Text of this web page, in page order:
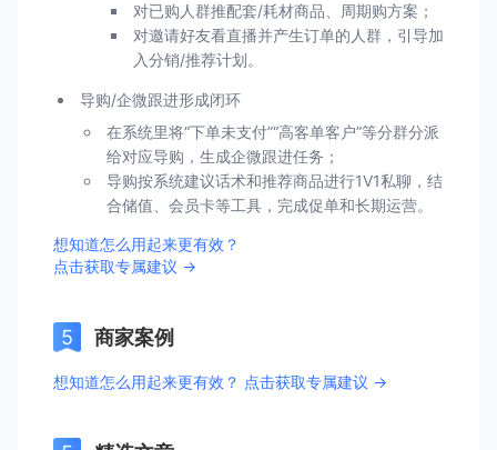
对已购人群推配套/耗材商品、周期购方案；
对邀请好友看直播并产生订单的人群，引导加
入分销/推荐计划。
导购/企微跟进形成闭环
在系统里将“下单未支付”“高客单客户”等分群分派
给对应导购，生成企微跟进任务；
导购按系统建议话术和推荐商品进行1V1私聊，结
合储值、会员卡等工具，完成促单和长期运营。
想知道怎么用起来更有效？
点击获取专属建议 →
商家案例
想知道怎么用起来更有效？ 点击获取专属建议 →